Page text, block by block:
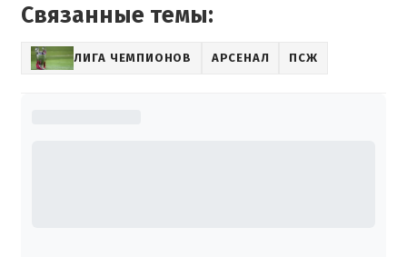
Связанные темы:
ЛИГА ЧЕМПИОНОВ АРСЕНАЛ ПСЖ